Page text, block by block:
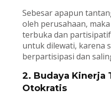
Sebesar apapun
oleh perusahaan,
terbuka dan
untuk dilewati, karena
berpartisipasi dan
2. Budaya Kinerja
Otokratis